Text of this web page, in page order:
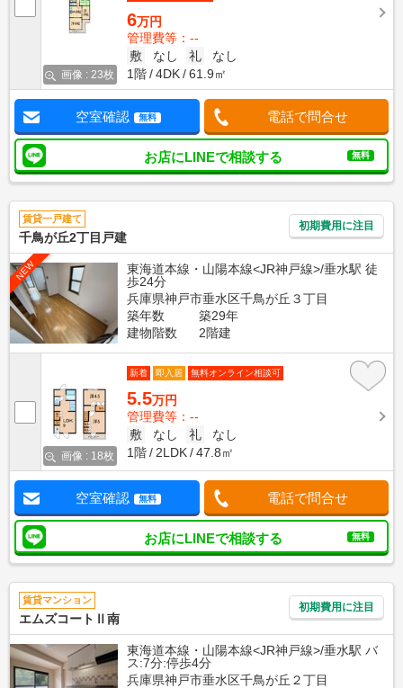
画像 : 23枚
6万円
管理費等：--
敷
なし 礼
なし
1階
4DK 61.9㎡
空室確認 無料 電話で問合せ
お店にLINEで相談する 無料
賃貸一戸建て
千鳥が丘2丁目戸建
初期費用に注目
NEW
東海道本線・山陽本線<JR神戸線>/垂水駅 徒
歩24分
兵庫県神戸市垂水区千鳥が丘３丁目
築年数
築29年
建物階数
2階建
画像 : 18枚
新着 即入居 無料オンライン相談可
5.5万円
管理費等：--
敷
なし 礼
なし
1階
2LDK 47.8㎡
空室確認 無料 電話で問合せ
お店にLINEで相談する 無料
賃貸マンション
エムズコートⅡ南
初期費用に注目
東海道本線・山陽本線<JR神戸線>/垂水駅 バ
ス:7分:停歩4分
兵庫県神戸市垂水区千鳥が丘２丁目